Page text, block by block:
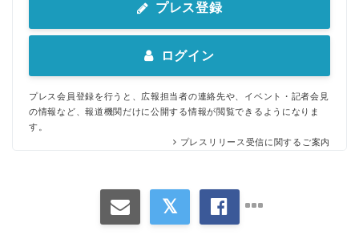
プレス登録
ログイン
プレス会員登録を行うと、広報担当者の連絡先や、イベント・記者会見
の情報など、報道機関だけに公開する情報が閲覧できるようになりま
す。
プレスリリース受信に関するご案内